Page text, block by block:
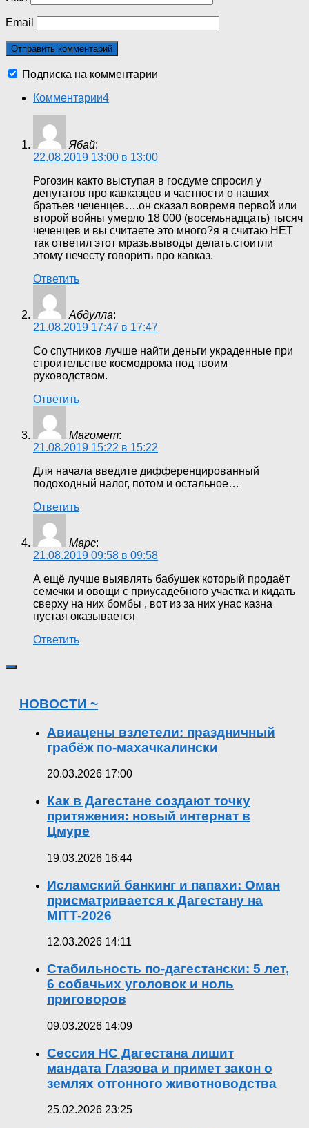
Email
Подписка на комментарии
Комментарии4
Ябай:
22.08.2019 13:00 в 13:00
Рогозин както выступая в госдуме спросил у
депутатов про кавказцев и частности о наших
братьев чеченцев….он сказал вовремя первой или
второй войны умерло 18 000 (восемьнадцать) тысяч
чеченцев и вы считаете это много?я я считаю НЕТ
так ответил этот мразь.выводы делать.стоитли
этому нечесту говорить про кавказ.
Ответить
Абдулла:
21.08.2019 17:47 в 17:47
Со спутников лучше найти деньги украденные при
строительстве космодрома под твоим
руководством.
Ответить
Магомет:
21.08.2019 15:22 в 15:22
Для начала введите дифференцированный
подоходный налог, потом и остальное…
Ответить
Марс:
21.08.2019 09:58 в 09:58
А ещё лучше выявлять бабушек который продаёт
семечки и овощи с приусадебного участка и кидать
сверху на них бомбы , вот из за них унас казна
пустая оказывается
Ответить
НОВОСТИ ~
Авиацены взлетели: праздничный
грабёж по-махачкалински
20.03.2026 17:00
Как в Дагестане создают точку
притяжения: новый интернат в
Цмуре
19.03.2026 16:44
Исламский банкинг и папахи: Оман
присматривается к Дагестану на
MITT-2026
12.03.2026 14:11
Стабильность по-дагестански: 5 лет,
6 собачьих уголовок и ноль
приговоров
09.03.2026 14:09
Сессия НС Дагестана лишит
мандата Глазова и примет закон о
землях отгонного животноводства
25.02.2026 23:25